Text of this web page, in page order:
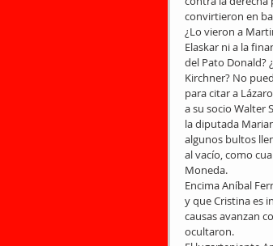
convirtieron en
¿Lo vieron a
Elaskar ni a la
del Pato Donald?
Kirchner? No
para citar a
a su socio Walter
la diputada
algunos bultos
al vacío, como
Moneda.
Encima Aníbal
y que Cristina es
causas avanzan
ocultaron.